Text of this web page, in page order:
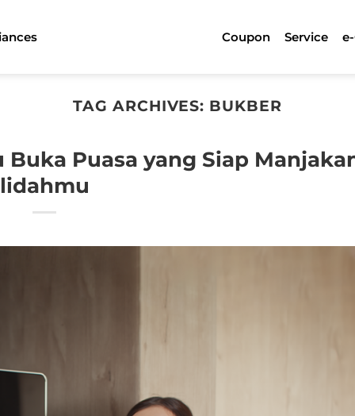
Coupon Service
TAG ARCHIVES: BUKBER
Puasa yang Siap
lidahmu